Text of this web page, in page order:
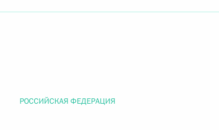
РОССИЙСКАЯ ФЕДЕРАЦИЯ